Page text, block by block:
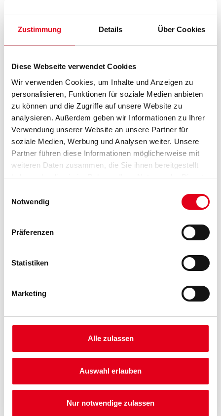
Zustimmung Details Über Cookies
Diese Webseite verwendet Cookies
Wir verwenden Cookies, um Inhalte und Anzeigen zu
personalisieren, Funktionen für soziale Medien anbieten
zu können und die Zugriffe auf unsere Website zu
analysieren. Außerdem geben wir Informationen zu Ihrer
Verwendung unserer Website an unsere Partner für
soziale Medien, Werbung und Analysen weiter. Unsere
Partner führen diese Informationen möglicherweise mit
weiteren Daten zusammen, die Sie ihnen bereitgestellt
haben oder die sie im Rahmen Ihrer Nutzung der Dienste
Notwendig
Präferenzen
Statistiken
Marketing
Alle zulassen
Auswahl erlauben
Nur notwendige zulassen
VIELLEICHT GEFÄLLT IHNEN AUCH...
Orac Decofix Pro FDP 500
3009-000374
sehen
Orac Decofix Ultra FX 400
270 ml für Stoßstellen
- Wasserfest
- Einfach zu installieren
- Flexibel